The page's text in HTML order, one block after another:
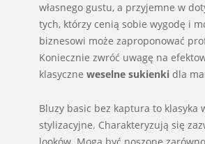
własnego gustu, a przyjemne w
tych, którzy cenią sobie wygodę i
biznesowi może zaproponować
Koniecznie zwróć uwagę na
klasyczne weselne sukienki dla
Bluzy basic bez kaptura to
stylizacyjne. Charakteryzują się